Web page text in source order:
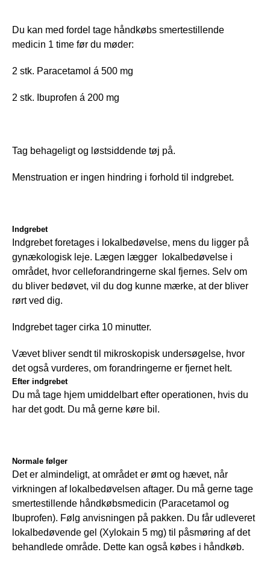
Du kan med fordel tage håndkøbs smertestillende
medicin 1 time før du møder:
2 stk. Paracetamol á 500 mg
2 stk. Ibuprofen á 200 mg
Tag behageligt og løstsiddende tøj på.
Menstruation er ingen hindring i forhold til indgrebet.
Indgrebet
Indgrebet foretages i lokalbedøvelse, mens du ligger på
gynækologisk leje. Lægen lægger  lokalbedøvelse i
området, hvor celleforandringerne skal fjernes. Selv om
du bliver bedøvet, vil du dog kunne mærke, at der bliver
rørt ved dig.
Indgrebet tager cirka 10 minutter.
Vævet bliver sendt til mikroskopisk undersøgelse, hvor
det også vurderes, om forandringerne er fjernet helt.
Efter indgrebet
Du må tage hjem umiddelbart efter operationen, hvis du
har det godt. Du må gerne køre bil.
Normale følger
Det er almindeligt, at området er ømt og hævet, når
virkningen af lokalbedøvelsen aftager. Du må gerne tage
smertestillende håndkøbsmedicin (Paracetamol og
Ibuprofen). Følg anvisningen på pakken. Du får udleveret
lokalbedøvende gel (Xylokain 5 mg) til påsmøring af det
behandlede område. Dette kan også købes i håndkøb.